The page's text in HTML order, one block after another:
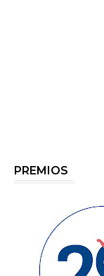
PREMIOS